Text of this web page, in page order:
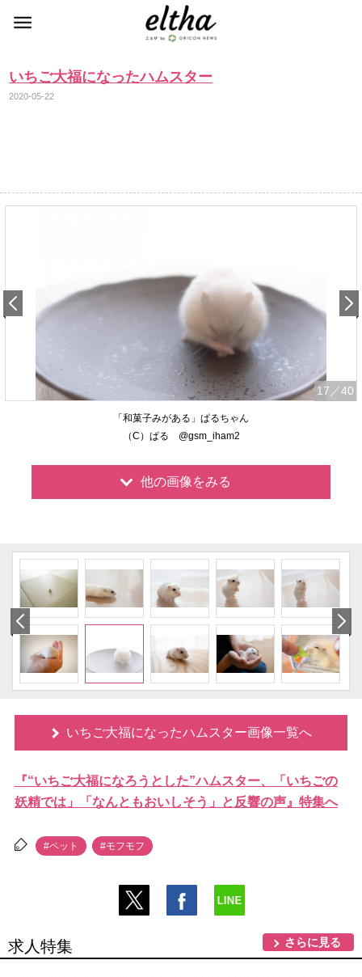
いちご大福になったハムスター
2020-05-22
17 ／40
「和菓子みがある」ぱるちゃん
（C）ぱる @gsm_iham2
他の画像をみる
いちご大福になったハムスター画像一覧へ
『“いちご大福になろうとした”ハムスター、「いちごの
妖精では」「なんともおいしそう」と反響の声』特集へ
#ペット #モフモフ
求人特集 さらに見る